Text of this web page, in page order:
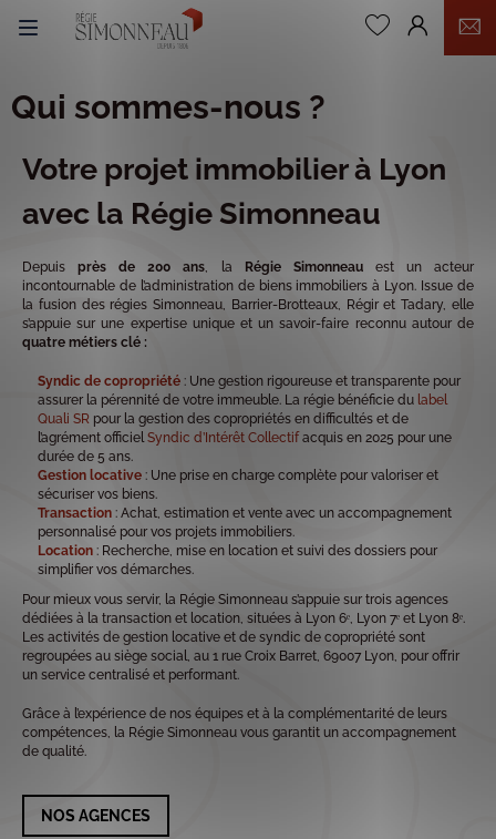
Qui sommes-nous ?
Votre projet immobilier à Lyon
avec la Régie Simonneau
Depuisprès de 200 ans, la Régie Simonneauest un acteur
incontournable de l’administration de biens immobiliers à Lyon. Issue de
la fusion des régies Simonneau, Barrier-Brotteaux, Régir et Tadary, elle
s’appuie sur une expertise unique et un savoir-faire reconnu autour de
quatre métiers clé :
Syndic de copropriété : Une gestion rigoureuse et transparente pour
assurer la pérennité de votre immeuble. La régie bénéficie du label
Quali SR pour la gestion des copropriétés en difficultés et de
l’agrément officielSyndic d’Intérêt Collectif acquis en 2025 pour une
durée de 5 ans.
Gestion locative : Une prise en charge complète pour valoriser et
sécuriser vos biens.
Transaction : Achat, estimation et vente avec un accompagnement
personnalisé pour vos projets immobiliers.
Location : Recherche, mise en location et suivi des dossiers pour
simplifier vos démarches.
Pour mieux vous servir, la Régie Simonneau s’appuie sur trois agences
dédiées à la transaction et location, situées à Lyon 6ᵉ, Lyon 7ᵉ et Lyon 8ᵉ.
Les activités de gestion locative et de syndic de copropriété sont
regroupées au siège social, au 1 rue Croix Barret, 69007 Lyon, pour offrir
un service centralisé et performant.
Grâce à l’expérience de nos équipes et à la complémentarité de leurs
compétences, la Régie Simonneau vous garantit un accompagnement
de qualité.
NOS AGENCES